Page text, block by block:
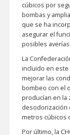
cúbicos por
bombas y
que se ha
asegurar el
posibles
La
incluido en este
mejorar las
bombeo con el
producían en la
desodorización
metros cúbicos
Por último, la